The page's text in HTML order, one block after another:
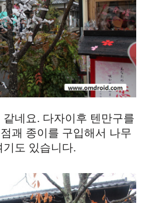
네요. 다자이후 텐만구를
괘 종이를 구입해서 나무
기도 있습니다.